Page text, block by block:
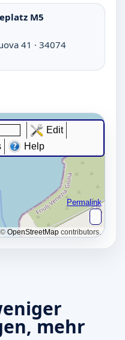
M5
41 · 34074
mehr